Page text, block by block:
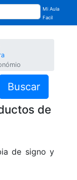
Mi Aula
Facil
Buscar
de
de signo y